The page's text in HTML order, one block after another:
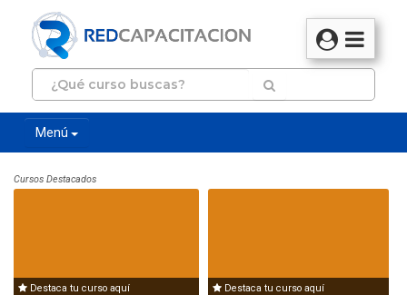
Menú
Cursos Destacados
Destaca tu curso aquí Destaca tu curso aquí